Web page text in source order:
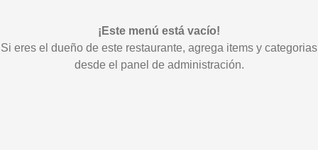
¡Este menú está vacío!
Si eres el dueño de este restaurante, agrega items y categorias
desde el panel de administración.